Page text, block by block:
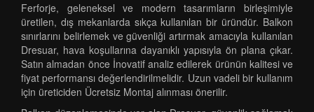
Ferforje, geleneksel ve modern tasarımların birleşimiyle
üretilen, dış mekanlarda sıkça kullanılan bir üründür. Balkon
sınırlarını belirlemek ve güvenliği artırmak amacıyla kullanılan
Dresuar, hava koşullarına dayanıklı yapısıyla ön plana çıkar.
Satın almadan önce İnovatif analiz edilerek ürünün kalitesi ve
fiyat performansı değerlendirilmelidir. Uzun vadeli bir kullanım
için üreticiden Ücretsiz Montaj alınması önerilir.